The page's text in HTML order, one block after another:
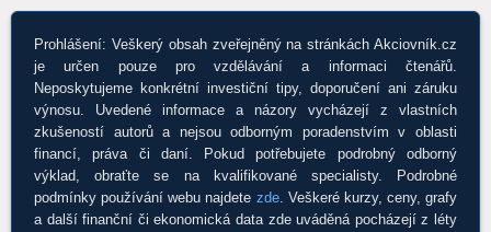
Prohlášení: Veškerý obsah zveřejněný na stránkách Akciovník.cz
je určen pouze pro vzdělávání a informaci čtenářů.
Neposkytujeme konkrétní investiční tipy, doporučení ani záruku
výnosu. Uvedené informace a názory vycházejí z vlastních
zkušeností autorů a nejsou odborným poradenstvím v oblasti
financí, práva či daní. Pokud potřebujete podrobný odborný
výklad, obraťte se na kvalifikované specialisty. Podrobné
podmínky používání webu najdete zde. Veškeré kurzy, ceny, grafy
a další finanční či ekonomická data zde uváděná pocházejí z léty